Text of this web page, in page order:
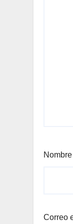
Nombre
Correo